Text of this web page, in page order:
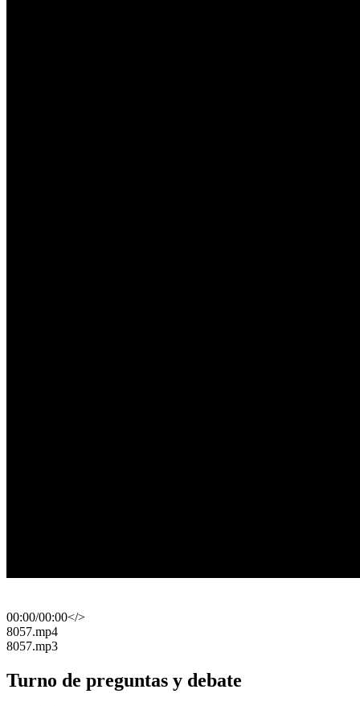
00:00/00:00</>
​8057.mp4
​8057.mp3
Turno de preguntas y debate